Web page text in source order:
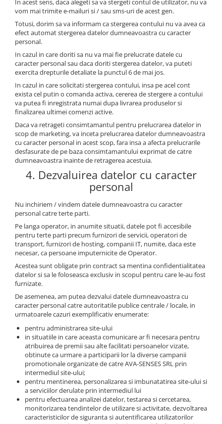
In acest sens, daca alegeti sa va stergeti contul de utilizator, nu va
vom mai trimite e-mailuri si / sau sms-uri de acest gen.
Totusi, dorim sa va informam ca stergerea contului nu va avea ca
efect automat stergerea datelor dumneavoastra cu caracter
personal.
In cazul in care doriti sa nu va mai fie prelucrate datele cu
caracter personal sau daca doriti stergerea datelor, va puteti
exercita drepturile detaliate la punctul 6 de mai jos.
In cazul in care solicitati stergerea contului, insa pe acel cont
exista cel putin o comanda activa, cererea de stergere a contului
va putea fi inregistrata numai dupa livrarea produselor si
finalizarea ultimei comenzi active.
Daca va retrageti consimtamantul pentru prelucrarea datelor in
scop de marketing, va inceta prelucrarea datelor dumneavoastra
cu caracter personal in acest scop, fara insa a afecta prelucrarile
desfasurate de pe baza consimtamantului exprimat de catre
dumneavoastra inainte de retragerea acestuia.
4. Dezvaluirea datelor cu caracter
personal
Nu inchiriem / vindem datele dumneavoastra cu caracter
personal catre terte parti.
Pe langa operator, in anumite situatii, datele pot fi accesibile
pentru terte parti precum furnizori de servicii, operatori de
transport, furnizori de hosting, companii IT, numite, daca este
necesar, ca persoane imputernicite de Operator.
Acestea sunt obligate prin contract sa mentina confidentialitatea
datelor si sa le foloseasca exclusiv in scopul pentru care le-au fost
furnizate.
De asemenea, am putea dezvalui datele dumneavoastra cu
caracter personal catre autoritatile publice centrale / locale, in
urmatoarele cazuri exemplificativ enumerate:
pentru administrarea site-ului
in situatiile in care aceasta comunicare ar fi necesara pentru
atribuirea de premii sau alte facilitati persoanelor vizate,
obtinute ca urmare a participarii lor la diverse campanii
promotionale organizate de catre AVA-SENSES SRL prin
intermediul site-ului;
pentru mentinerea, personalizarea si imbunatatirea site-ului si
a serviciilor derulate prin intermediul lui
pentru efectuarea analizei datelor, testarea si cercetarea,
monitorizarea tendintelor de utilizare si activitate, dezvoltarea
caracteristicilor de siguranta si autentificarea utilizatorilor